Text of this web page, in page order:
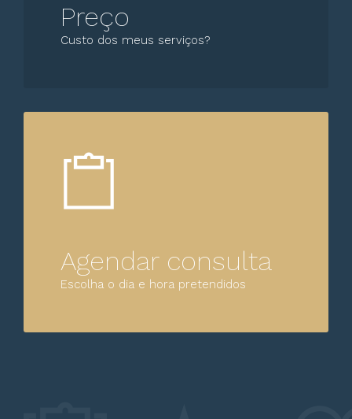
Preço
Custo dos meus serviços?
Agendar consulta
Escolha o dia e hora pretendidos